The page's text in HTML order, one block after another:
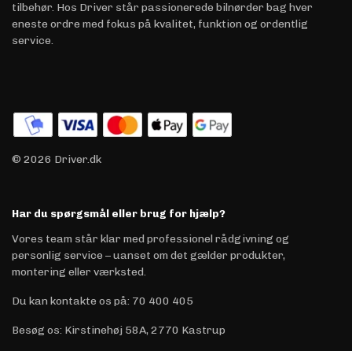
tilbehør. Hos Driver står passionerede bilnørder bag hver
eneste ordre med fokus på kvalitet, funktion og ordentlig
service.
© 2026 Driver.dk
Har du spørgsmål eller brug for hjælp?
Vores team står klar med professionel rådgivning og
personlig service – uanset om det gælder produkter,
montering eller værksted.
Du kan kontakte os på: 70 400 405
Besøg os: Kirstinehøj 58A, 2770 Kastrup